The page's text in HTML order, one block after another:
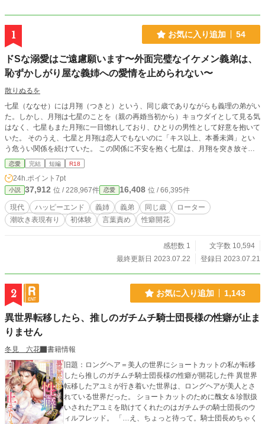
1 お気に入り追加 54
ドSな溺愛はご遠慮願います〜外面完璧なイケメン義弟は、
恥ずかしがり屋な義姉への愛情を止められない〜
散りぬるを
七星（ななせ）には月翔（つきと）という、同じ歳でありながらも義理の弟がい
た。しかし、月翔は七星のことを（親の再婚当初から）キョウダイとして見る気
はなく、七星もまた月翔に一目惚れしており、ひとりの男性として好意を抱いて
いた。 そのうえ、七星と月翔は恋人でもないのに「キス以上、本番未満」とい
う危うい関係を続けていた。 この関係に不安を抱く七星は、月翔を突き放そう
とする。しかし、月翔は七星を逃す気はないらしく、親の目がないことを良いこ
とにグイグイ迫ってきて？！ 「俺がどれだけ七星を想っているか、伝えさせ
て」 イヤイヤしながらも、ドSなヒーローの溺愛にハマっちゃう恥ずかしがり屋
なヒロインの姫初め。 ※ムーンライトノベルズからの転載です。
恋愛 完結 短編 R18
24h.ポイント 7pt
小説 37,912 位 / 228,967件 恋愛 16,408 位 / 66,395件
現代 ハッピーエンド 義姉 義弟 同じ歳
ローター
潮吹き表現有り
初体験 言葉責め 性癖開花
感想数 1
文字数 10,594
最終更新日 2023.07.22
登録日 2023.07.21
2 お気に入り追加 1,143
異世界転移したら、推しのガチムチ騎士団長様の性癖が止ま
りません
冬見 六花
書籍情報
旧題：ロングヘア＝美人の世界にショートカットの私が転移
したら推しのガチムチ騎士団長様の性癖が開花した件 異世界
転移したアユミが行き着いた世界は、ロングヘアが美人とさ
れている世界だった。 ショートカットのために醜女＆珍獣扱
いされたアユミを助けてくれたのはガチムチの騎士団長のウ
ィルフレッド。 「…え、ちょっと待って。騎士団長めちゃく